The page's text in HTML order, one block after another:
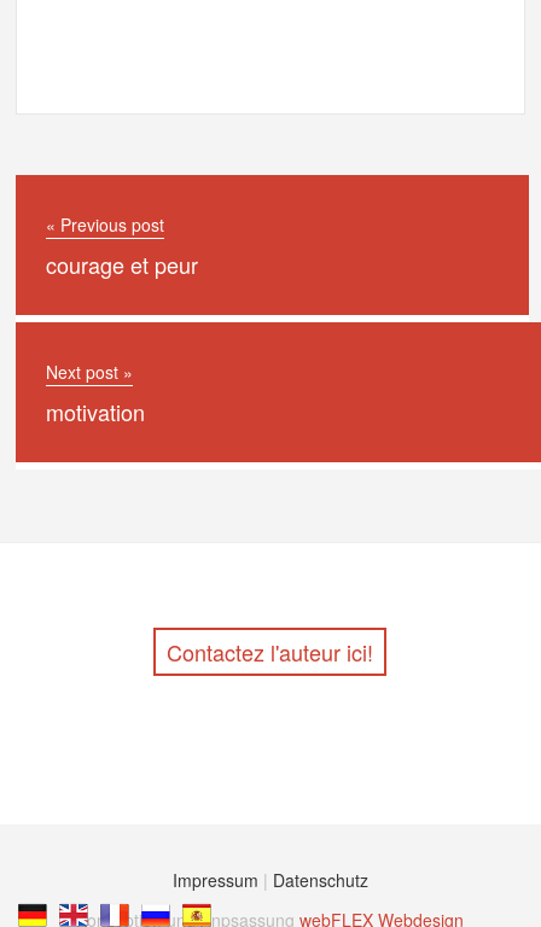
« Previous post
courage et peur
Next post »
motivation
Contactez l'auteur ici!
Impressum | Datenschutz
Konzeption und AnpsassungwebFLEX Webdesign